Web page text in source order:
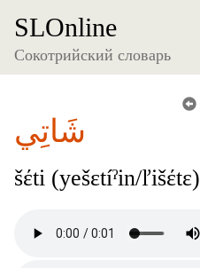
SLOnline
Сокотрийский словарь
شَاتِي
šέti (yešɛtíˀin/ľišέtɛ)